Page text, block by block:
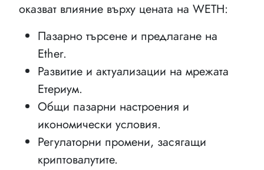
оказват влияние върху цената на WETH:
Пазарно търсене и предлагане на
Ether.
Развитие и актуализации на мрежата
Етериум.
Общи пазарни настроения и
икономически условия.
Регулаторни промени, засягащи
криптовалутите.